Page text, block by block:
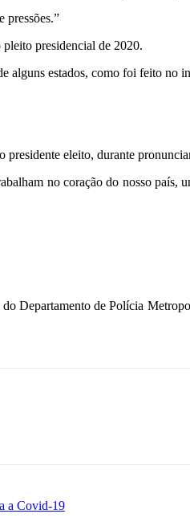
pressões.”
pleito presidencial de 2020.
alguns estados, como foi feito no
eleito, durante
no coração do nosso país,
Departamento de Polícia
a Covid-19